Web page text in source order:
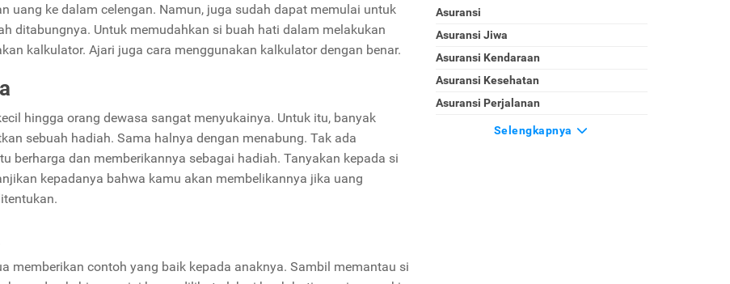
uang ke dalam celengan. Namun, juga sudah dapat memulai untuk
ditabungnya. Untuk memudahkan si buah hati dalam melakukan
kalkulator. Ajari juga cara menggunakan kalkulator dengan benar.
hingga orang dewasa sangat menyukainya. Untuk itu, banyak
sebuah hadiah. Sama halnya dengan menabung. Tak ada
berharga dan memberikannya sebagai hadiah. Tanyakan kepada si
kepadanya bahwa kamu akan membelikannya jika uang
memberikan contoh yang baik kepada anaknya. Sambil memantau si
Asuransi
Asuransi Jiwa
Asuransi Kendaraan
Asuransi Kesehatan
Asuransi Perjalanan
Selengkapnya